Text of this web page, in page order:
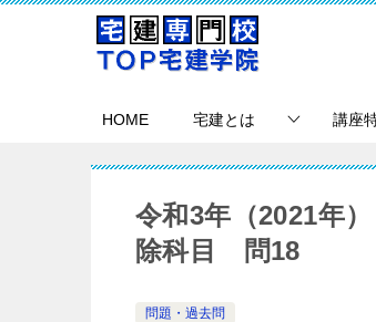
HOME 宅建とは 講座
令和3年（2021年
除科目 問18
問題・過去問